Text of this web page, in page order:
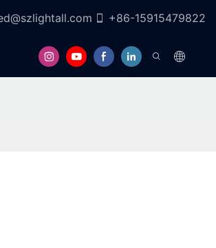
+86-15915479822
РЕСУРСИ И ПОДДРЪЖКА